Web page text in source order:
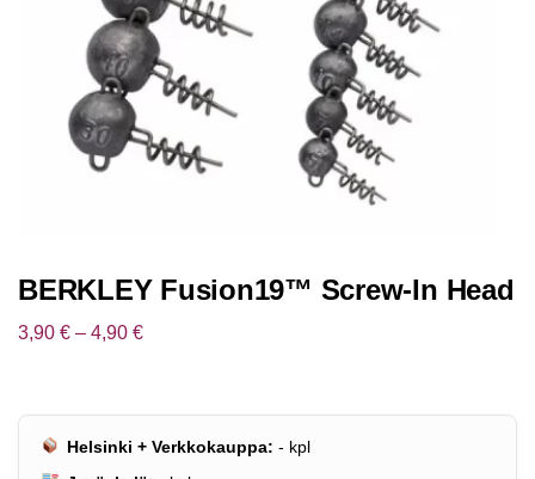
BERKLEY Fusion19™ Screw-In Head
3,90 € – 4,90 €
Helsinki + Verkkokauppa: - kpl